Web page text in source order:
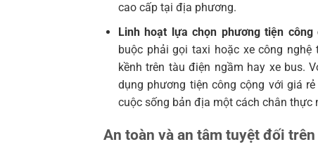
cao cấp tại địa phương.
Linh hoạt lựa chọn phương tiện công
buộc phải gọi taxi hoặc xe công
kềnh trên tàu điện ngầm hay xe bus.
dụng phương tiện công cộng với giá
cuộc sống bản địa một cách chân thực
An toàn và an tâm tuyệt đối